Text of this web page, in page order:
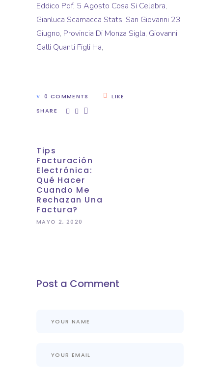
Eddico Pdf, 5 Agosto Cosa Si Celebra,
Gianluca Scamacca Stats, San Giovanni 23
Giugno, Provincia Di Monza Sigla, Giovanni
Galli Quanti Figli Ha,
0 COMMENTS
LIKE
SHARE
Tips
Facturación
Electrónica:
Qué Hacer
Cuando Me
Rechazan Una
Factura?
MAYO 2, 2020
Post a Comment